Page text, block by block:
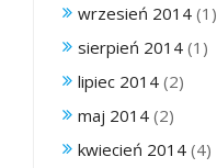
wrzesień 2014 (1)
sierpień 2014 (1)
lipiec 2014 (2)
maj 2014 (2)
kwiecień 2014 (4)